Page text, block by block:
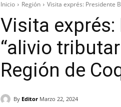
Inicio Región Visita exprés: Presidente
Visita
“alivio
Región de
By Editor Marzo 22, 2024